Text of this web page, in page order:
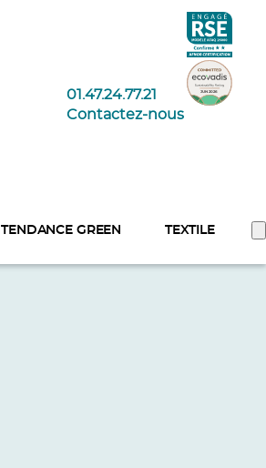
01.47.24.77.21
Contactez-nous
TENDANCE GREEN TEXTILE